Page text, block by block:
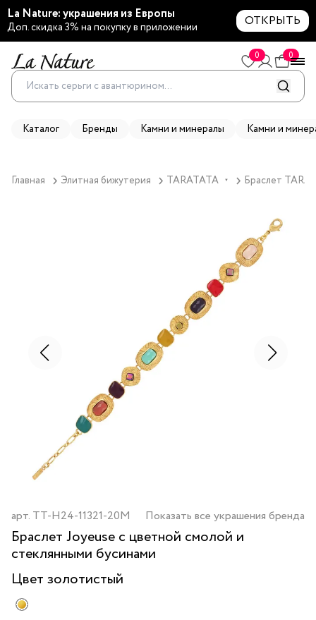
La Nature: украшения из Европы
Доп. скидка 3% на покупку в приложении ОТКРЫТЬ
0 0
Каталог Бренды Камни и минералы Камни и
Главная Элитная бижутерия TARATATA ▼ Браслет
арт. TT-H24-11321-20M Показать все украшения бренда
Браслет Joyeuse с цветной смолой и
стеклянными бусинами
Цвет золотистый